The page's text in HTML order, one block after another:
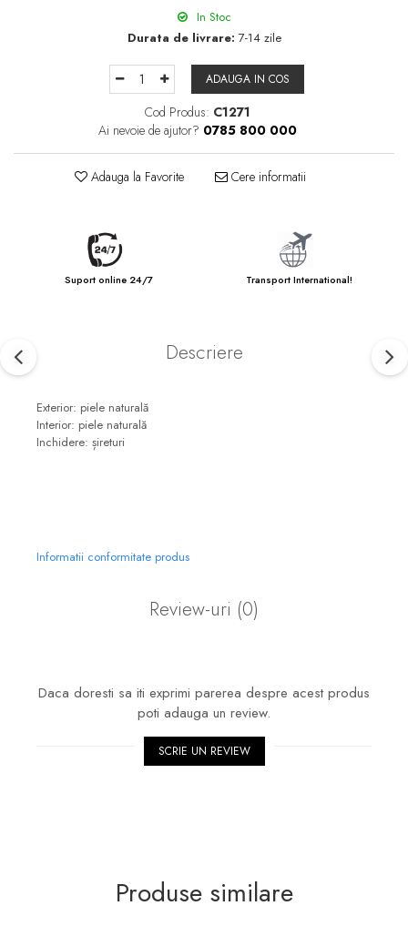
In Stoc
Durata de livrare: 7-14 zile
ADAUGA IN COS
Cod Produs: C1271
Ai nevoie de ajutor? 0785 800 000
Adauga la Favorite Cere informatii
Suport online 24/7 Transport International!
Descriere
Exterior: piele naturală
Interior: piele naturală
Inchidere: șireturi
Informatii conformitate produs
Review-uri (0)
Daca doresti sa iti exprimi parerea despre acest produs
poti adauga un review.
SCRIE UN REVIEW
Produse similare